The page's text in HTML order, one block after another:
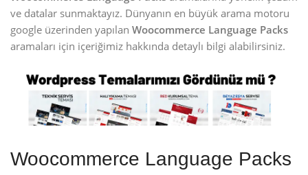
ve datalar sunmaktayız. Dünyanın en büyük arama motoru
google üzerinden yapılan Woocommerce Language Packs
aramaları için içeriğimiz hakkında detaylı bilgi alabilirsiniz.
Woocommerce Language Packs